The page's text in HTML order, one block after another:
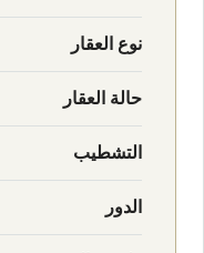
نوع العقار
حالة العقار
التشطيب
الدور